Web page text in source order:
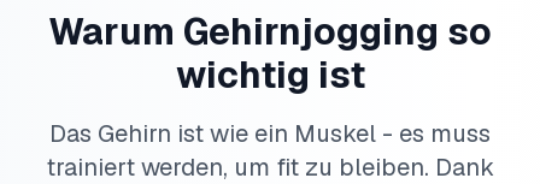
Warum Gehirnjogging so
wichtig ist
Das Gehirn ist wie ein Muskel - es muss
trainiert werden, um fit zu bleiben. Dank